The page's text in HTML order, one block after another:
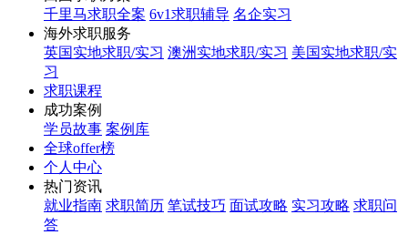
千里马求职全案 6v1求职辅导 名企实习
海外求职服务
英国实地求职/实习 澳洲实地求职/实习 美国实地求职/实
习
求职课程
成功案例
学员故事 案例库
全球offer榜
个人中心
热门资讯
就业指南 求职简历 笔试技巧 面试攻略 实习攻略 求职问
答